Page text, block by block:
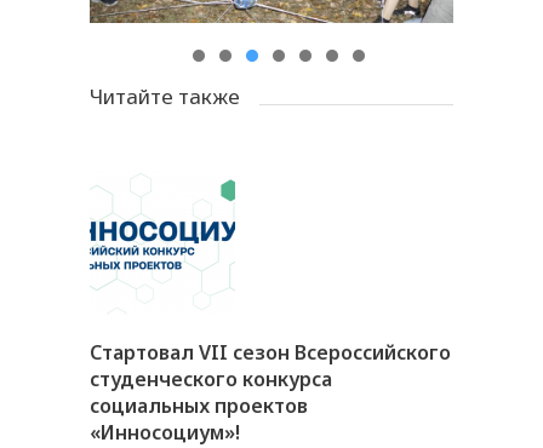
Читайте также
Стартовал VII сезон Всероссийского
студенческого конкурса
социальных проектов
«Инносоциум»!